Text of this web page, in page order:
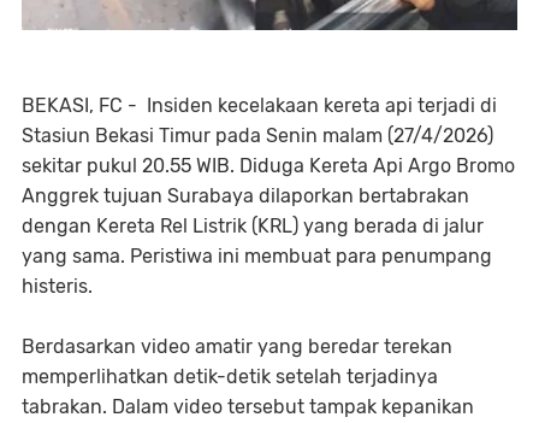
BEKASI, FC - Insiden kecelakaan kereta api terjadi di
Stasiun Bekasi Timur pada Senin malam (27/4/2026)
sekitar pukul 20.55 WIB. Diduga Kereta Api Argo Bromo
Anggrek tujuan Surabaya dilaporkan bertabrakan
dengan Kereta Rel Listrik (KRL) yang berada di jalur
yang sama. Peristiwa ini membuat para penumpang
histeris.
Berdasarkan video amatir yang beredar terekan
memperlihatkan detik-detik setelah terjadinya
tabrakan. Dalam video tersebut tampak kepanikan